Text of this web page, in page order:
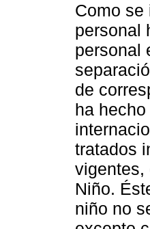
Como se
personal
personal
de
ha
tratados
vigentes,
Niño.
niño no